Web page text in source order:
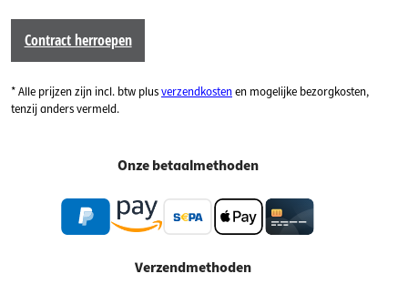
Contract herroepen
* Alle prijzen zijn incl. btw plusverzendkostenen mogelijke bezorgkosten,
tenzij anders vermeld.
Onze betaalmethoden
Verzendmethoden